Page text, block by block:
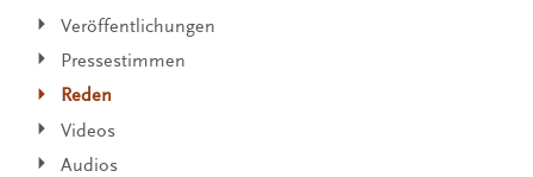
Veröffentlichungen
Pressestimmen
Reden
Videos
Audios